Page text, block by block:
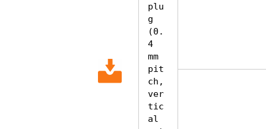
plu
g
(0.
4
mm
pit
ch,
ver
tic
al